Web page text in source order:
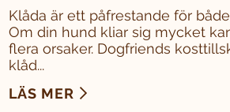
Klåda är ett påfrestande för
Om din hund kliar sig mycket
flera orsaker. Dogfriends
klåd...
LÄS MER